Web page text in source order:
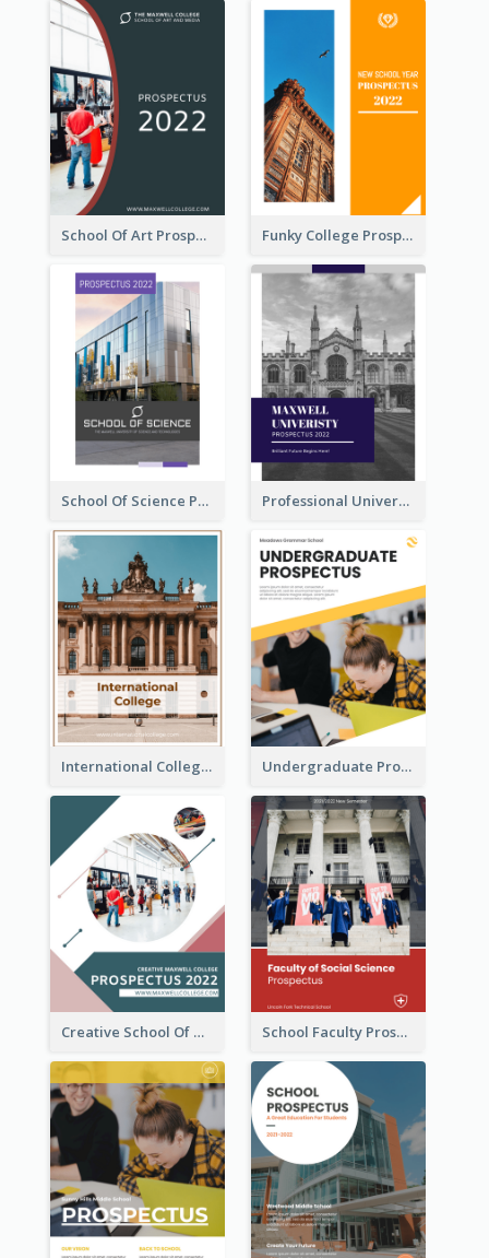
School Of Art Prospectus Funky College Prospectus
School Of Science Prospectus Professional University Prospectus
International College Prospectus Undergraduate Prospectus
Creative School Of Media Prospectus School Faculty Prospectus